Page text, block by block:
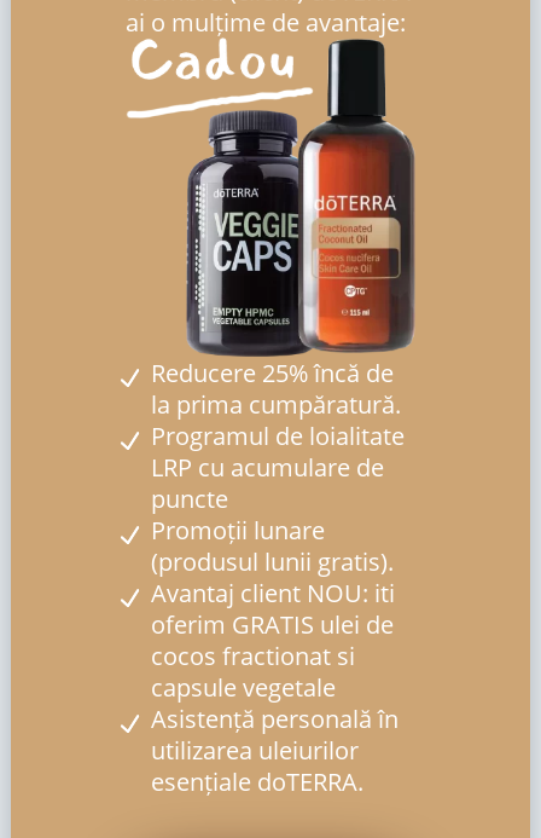
ai o mulțime de avantaje:
Reducere 25% încă de
la prima cumpăratură.
Programul de loialitate
LRP cu acumulare de
puncte
Promoții lunare
(produsul lunii gratis).
Avantaj client NOU: iti
oferim GRATIS ulei de
cocos fractionat si
capsule vegetale
Asistență personală în
utilizarea uleiurilor
esențiale doTERRA.